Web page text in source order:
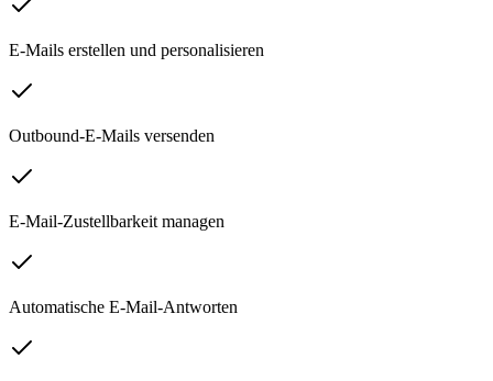
E-Mails erstellen und personalisieren
Outbound-E-Mails versenden
E-Mail-Zustellbarkeit managen
Automatische E-Mail-Antworten